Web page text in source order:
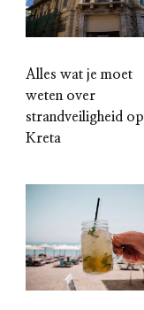
Alles wat je moet
weten over
strandveiligheid op
Kreta